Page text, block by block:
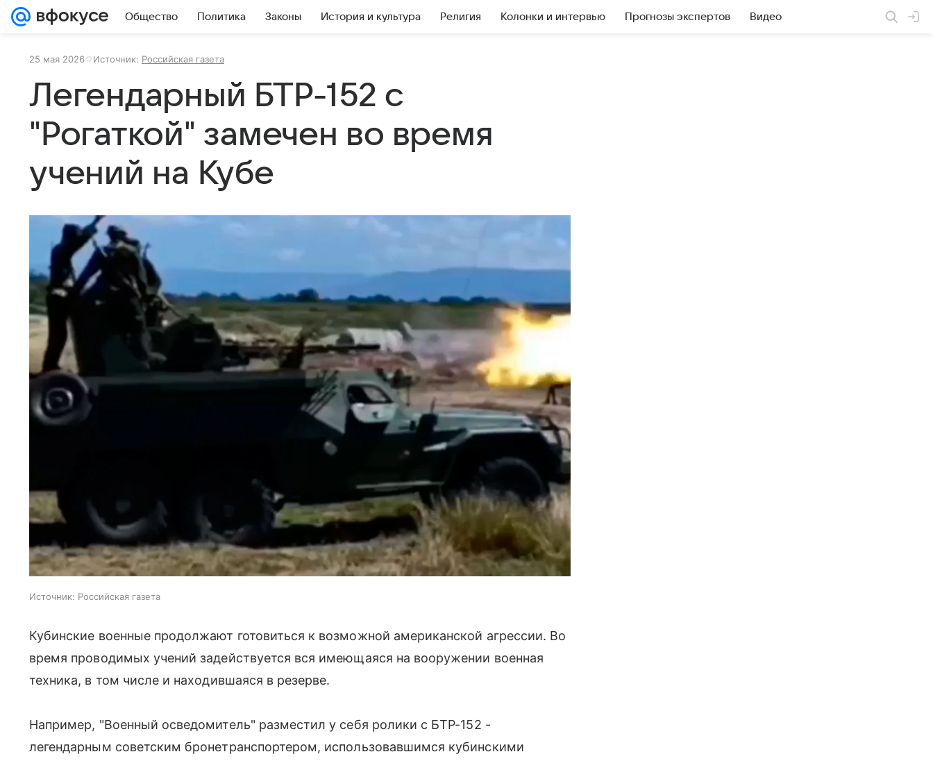
Общество Политика Законы История и культура Религия Колонки и интервью Прогнозы экспертов Видео
25 мая 2026 Источник: Российская газета
Легендарный БТР-152 с
"Рогаткой" замечен во время
учений на Кубе
Источник: Российская газета
Кубинские военные продолжают готовиться к возможной американской агрессии. Во
время проводимых учений задействуется вся имеющаяся на вооружении военная
техника, в том числе и находившаяся в резерве.
Например, "Военный осведомитель" разместил у себя ролики с БТР-152 -
легендарным советским бронетранспортером, использовавшимся кубинскими